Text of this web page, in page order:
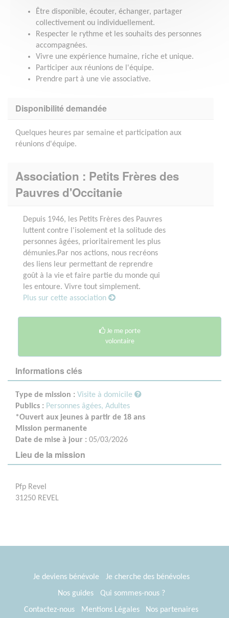
Être disponible, écouter, échanger, partager
collectivement ou individuellement.
Respecter le rythme et les souhaits des personnes
accompagnées.
Vivre une expérience humaine, riche et unique.
Participer aux réunions de l'équipe.
Prendre part à une vie associative.
Disponibilité demandée
Quelques heures par semaine et participation aux
réunions d'équipe.
Association : Petits Frères des
Pauvres d'Occitanie
Depuis 1946, les Petits Frères des Pauvres
luttent contre l'isolement et la solitude des
personnes âgées, prioritairement les plus
démunies.Par nos actions, nous recréons
des liens leur permettant de reprendre
goût à la vie et faire partie du monde qui
les entoure. Vivre tout simplement.
Plus sur cette association
Je me porte
volontaire
Informations clés
Type de mission : Visite à domicile
Publics : Personnes âgées, Adultes
*Ouvert aux jeunes à partir de 18 ans
Mission permanente
Date de mise à jour : 05/03/2026
Lieu de la mission
Pfp Revel
31250 REVEL
Je deviens bénévole
Je cherche des bénévoles
Nos guides
Qui sommes-nous ?
Contactez-nous
Mentions Légales Nos partenaires